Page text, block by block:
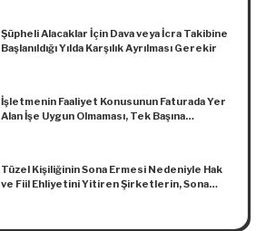
Şüpheli Alacaklar İçin Dava veya İcra Takibine
Başlanıldığı Yılda Karşılık Ayrılması Gerekir
İşletmenin Faaliyet Konusunun Faturada Yer
Alan İşe Uygun Olmaması, Tek Başına
Tüzel Kişiliğinin Sona Ermesi Nedeniyle Hak
ve Fiil Ehliyetini Yitiren Şirketlerin, Sona